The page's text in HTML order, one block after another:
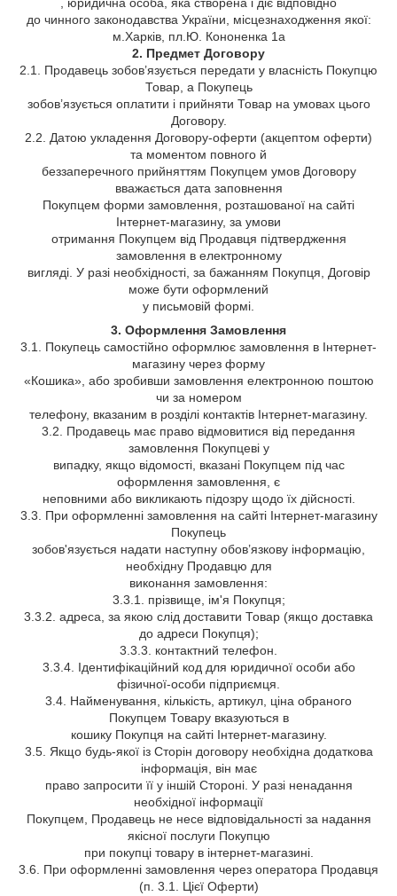
до чинного законодавства України, місцезнаходження якої:
м.Харків, пл.Ю. Кононенка 1а
2. Предмет Договору
2.1. Продавець зобов’язується передати у власність Покупцю
Товар, а Покупець
зобов’язується оплатити і прийняти Товар на умовах цього
Договору.
2.2. Датою укладення Договору-оферти (акцептом оферти)
та моментом повного й
беззаперечного прийняттям Покупцем умов Договору
вважається дата заповнення
Покупцем форми замовлення, розташованої на сайті
Інтернет-магазину, за умови
отримання Покупцем від Продавця підтвердження
замовлення в електронному
вигляді. У разі необхідності, за бажанням Покупця, Договір
може бути оформлений
у письмовій формі.
3. Оформлення Замовлення
3.1. Покупець самостійно оформлює замовлення в Інтернет-
магазину через форму
«Кошика», або зробивши замовлення електронною поштою
чи за номером
телефону, вказаним в розділі контактів Інтернет-магазину.
3.2. Продавець має право відмовитися від передання
замовлення Покупцеві у
випадку, якщо відомості, вказані Покупцем під час
оформлення замовлення, є
неповними або викликають підозру щодо їх дійсності.
3.3. При оформленні замовлення на сайті Інтернет-магазину
Покупець
зобов'язується надати наступну обов’язкову інформацію,
необхідну Продавцю для
виконання замовлення:
3.3.1. прізвище, ім'я Покупця;
3.3.2. адреса, за якою слід доставити Товар (якщо доставка
до адреси Покупця);
3.3.3. контактний телефон.
3.3.4. Ідентифікаційний код для юридичної особи або
фізичної-особи підприємця.
3.4. Найменування, кількість, артикул, ціна обраного
Покупцем Товару вказуються в
кошику Покупця на сайті Інтернет-магазину.
3.5. Якщо будь-якої із Сторін договору необхідна додаткова
інформація, він має
право запросити її у іншій Стороні. У разі ненадання
необхідної інформації
Покупцем, Продавець не несе відповідальності за надання
якісної послуги Покупцю
при покупці товару в інтернет-магазині.
3.6. При оформленні замовлення через оператора Продавця
(п. 3.1. Цієї Оферти)